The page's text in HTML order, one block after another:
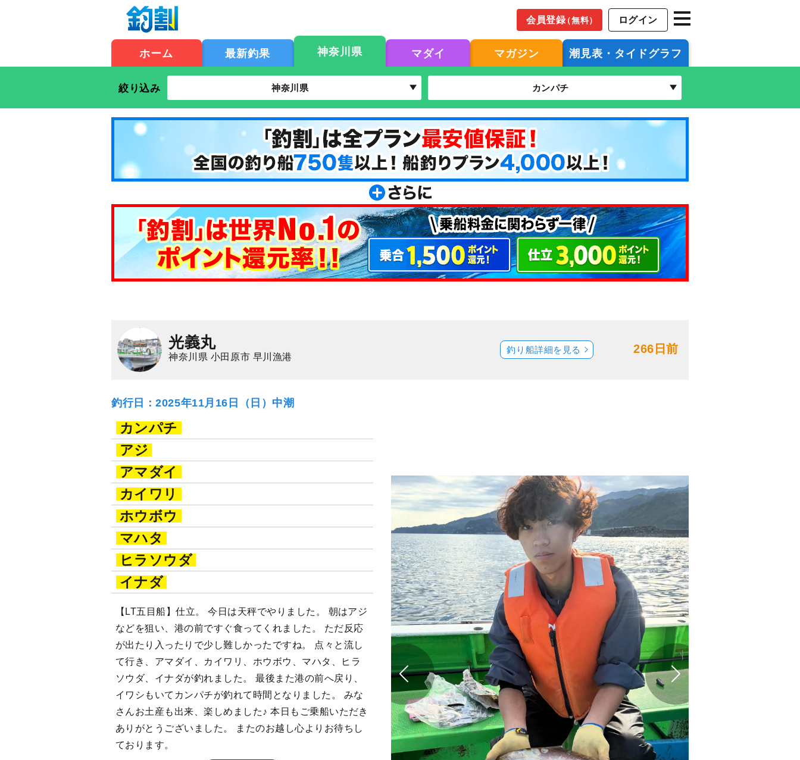
会員登録（無料） ログイン
ホーム 最新釣果 神奈川県 マダイ マガジン 潮見表・タイドグラフ
絞り込み 神奈川県 カンパチ
光義丸
神奈川県 小田原市 早川漁港
266日前
釣り船詳細を見る
釣行日：2025年11月16日（日）中潮
カンパチ
アジ
アマダイ
カイワリ
ホウボウ
マハタ
ヒラソウダ
イナダ
【LT五目船】仕立。 今日は天秤でやりました。 朝はアジ
などを狙い、港の前ですぐ食ってくれました。 ただ反応
が出たり入ったりで少し難しかったですね。 点々と流し
て行き、アマダイ、カイワリ、ホウボウ、マハタ、ヒラ
ソウダ、イナダが釣れました。 最後また港の前へ戻り、
イワシもいてカンパチが釣れて時間となりました。 みな
さんお土産も出来、楽しめました♪ 本日もご乗船いただき
ありがとうございました。 またのお越し心よりお待ちし
ております。